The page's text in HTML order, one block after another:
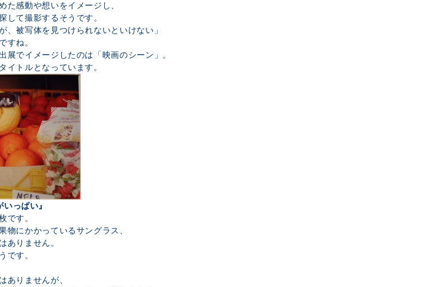
た感動や想いをイメージし、
して撮影するそうです。
、被写体を見つけられないといけない」
すね。
展でイメージしたのは「映画のシーン」。
イトルとなっています。
い』
です。
物にかかっているサングラス、
ありません。
です。
ありませんが、